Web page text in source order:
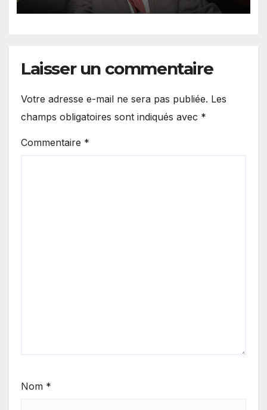
Laisser un commentaire
Votre adresse e-mail ne sera pas publiée. Les
champs obligatoires sont indiqués avec *
Commentaire *
Nom *